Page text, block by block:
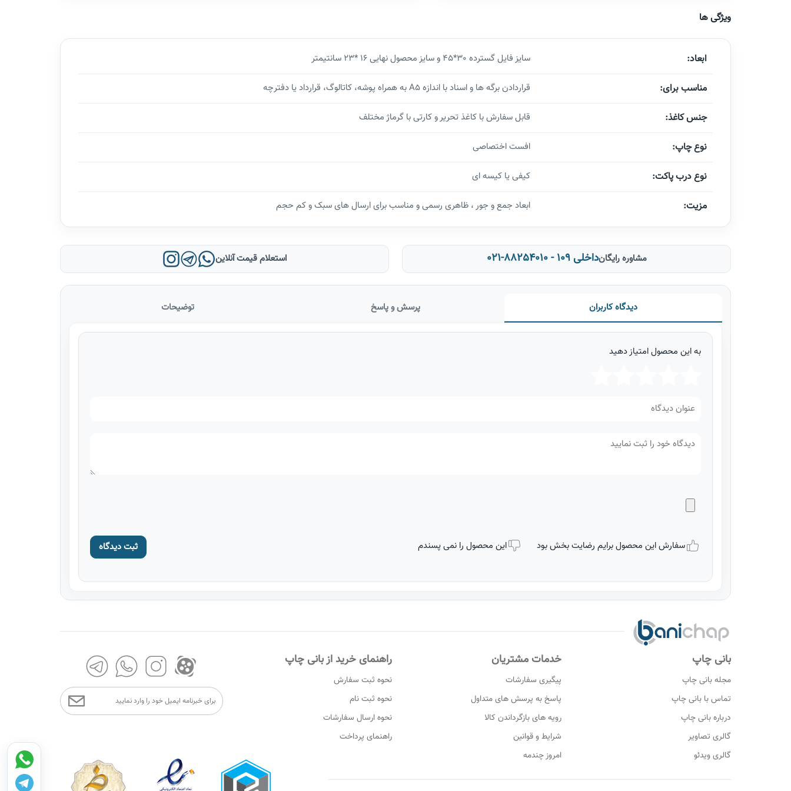
ویژگی ها
ابعاد: سایز فایل گسترده 30*45 و سایز محصول نهایی 16 *23 سانتیمتر
مناسب برای: قراردادن برگه ها و اسناد با اندازه A5 به همراه پوشه، کاتالوگ، قرارداد یا دفترچه
جنس کاغذ: قابل سفارش با کاغذ تحریر و کارتی با گرماژ مختلف
نوع چاپ: افست اختصاصی
نوع درب پاکت: کیفی یا کیسه ای
مزیت: ابعاد جمع و جور ، ظاهری رسمی و مناسب برای ارسال های سبک و کم حجم
مشاوره رایگان021-88254010 - داخلی 109 استعلام قیمت آنلاین
دیدگاه کاربران پرسش و پاسخ توضیحات
به این محصول امتیاز دهید
سفارش این محصول برایم رضایت بخش بود این محصول را نمی پسندم ثبت دیدگاه
بانی چاپ
مجله بانی چاپ
تماس با بانی چاپ
درباره بانی چاپ
گالری تصاویر
گالری ویدئو
خدمات مشتریان
پیگیری سفارشات
پاسخ به پرسش های متداول
رویه های بازگرداندن کالا
شرایط و قوانین
امروز چندمه
راهنمای خرید از بانی چاپ
نحوه ثبت سفارش
نحوه ثبت نام
نحوه ارسال سفارشات
راهنمای پرداخت